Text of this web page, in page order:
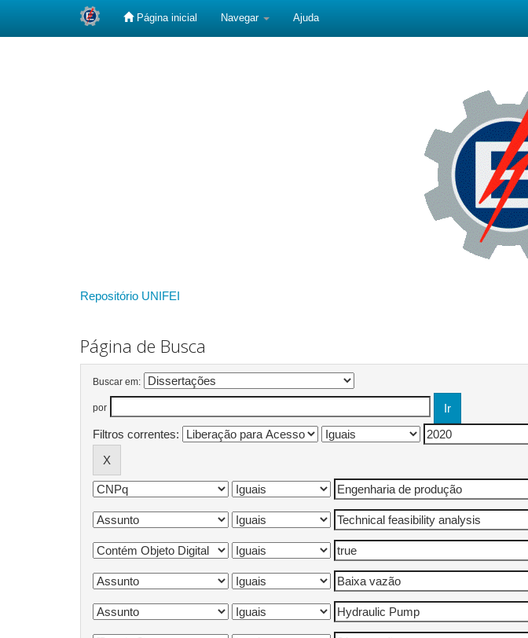
Página inicial Navegar Ajuda
Repositório UNIFEI
Página de Busca
Buscar em:
por
Filtros correntes: